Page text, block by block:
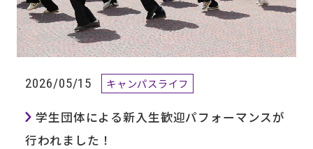
2026/05/15 キャンパスライフ
学生団体による新入生歓迎パフォーマンスが
行われました！